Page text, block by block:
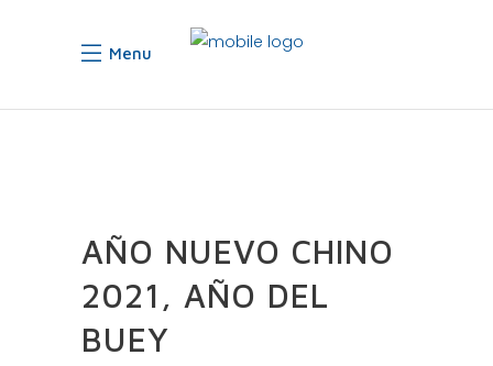
Menu
AÑO NUEVO CHINO
2021, AÑO DEL
BUEY